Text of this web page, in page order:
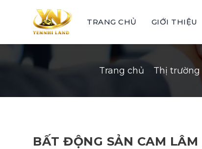
content
TRANG CHỦ GIỚI THIỆU
Trang chủ Thị trường
BẤT ĐỘNG SẢN CAM